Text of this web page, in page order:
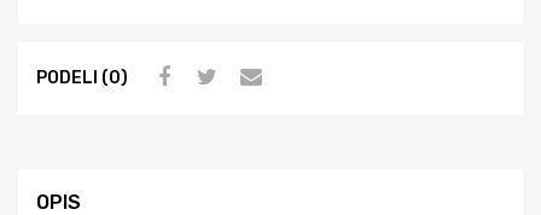
PODELI (0)
OPIS